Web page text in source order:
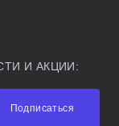
И АКЦИИ:
Подписаться